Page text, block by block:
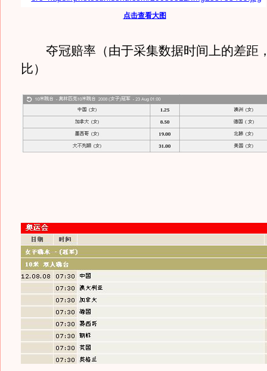
点击查看大图
夺冠赔率（由于采集数据时间上的差距
比）